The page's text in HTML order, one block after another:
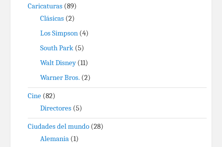
Caricaturas (89)
Clásicas (2)
Los Simpson (4)
South Park (5)
Walt Disney(11)
Warner Bros. (2)
Cine (82)
Directores (5)
Ciudades del mundo (28)
Alemania (1)